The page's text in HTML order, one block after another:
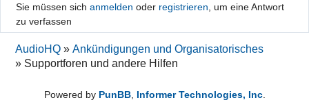
Sie müssen sich anmelden oder registrieren , um eine Antwort
zu verfassen
AudioHQ »Ankündigungen und Organisatorisches
» Supportforen und andere Hilfen
Powered by PunBB, Informer Technologies, Inc.